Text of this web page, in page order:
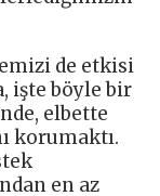
de etkisi
işte böyle bir
elbette
korumaktı.
en az